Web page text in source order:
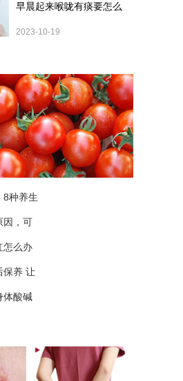
早晨起来喉咙有痰要怎么
2023-10-19
8种养生
因，可
怎么办
保养 让
体酸碱